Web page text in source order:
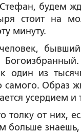
будем
стоит на
минуту.
один из
самого. Образ
усердием
толку от них,
больше